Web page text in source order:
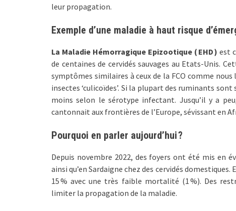
leur propagation.
Exemple d’une maladie à haut risque
La Maladie Hémorragique Epizootique ( EHD ) est
de centaines de cervidés sauvages au Etats-Unis.
symptômes similaires à ceux de la FCO comme
insectes ‘culicoïdes’. Si la plupart des ruminants
moins selon le sérotype infectant. Jusqu’il y a
cantonnait aux frontières de l’Europe, sévissant en
Pourquoi en parler aujourd’hui ?
Depuis novembre 2022, des foyers ont été mis en
ainsi qu’en Sardaigne chez des cervidés
15 % avec une très faible mortalité (1 %). Des
limiter la propagation de la maladie.